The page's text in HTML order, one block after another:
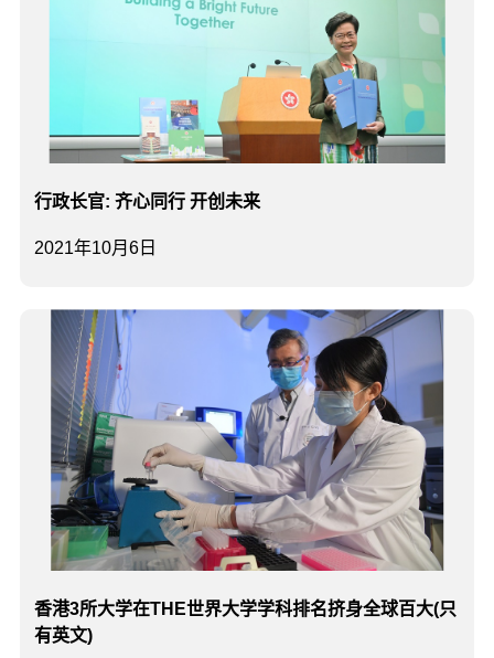
2021年10月6日
行政长官: 齐心同行 开创未来
香港3所大学在THE世界大学学科排名挤身全球百大(只
有英文)